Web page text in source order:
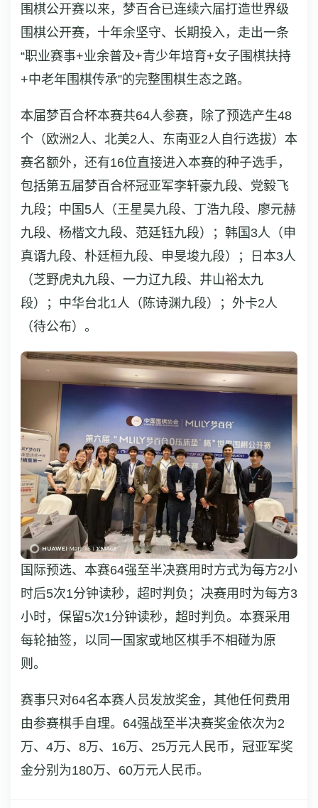
围棋公开赛以来，梦百合已连续六届打造世界级
围棋公开赛，十年余坚守、长期投入，走出一条
“职业赛事+业余普及+青少年培育+女子围棋扶持
+中老年围棋传承”的完整围棋生态之路。
本届梦百合杯本赛共64人参赛，除了预选产生48
个（欧洲2人、北美2人、东南亚2人自行选拔）本
赛名额外，还有16位直接进入本赛的种子选手，
包括第五届梦百合杯冠亚军李轩豪九段、党毅飞
九段；中国5人（王星昊九段、丁浩九段、廖元赫
九段、杨楷文九段、范廷钰九段）；韩国3人（申
真谞九段、朴廷桓九段、申旻埈九段）；日本3人
（芝野虎丸九段、一力辽九段、井山裕太九
段）；中华台北1人（陈诗渊九段）；外卡2人
（待公布）。
国际预选、本赛64强至半决赛用时方式为每方2小
时后5次1分钟读秒，超时判负；决赛用时为每方3
小时，保留5次1分钟读秒，超时判负。本赛采用
每轮抽签，以同一国家或地区棋手不相碰为原
则。
赛事只对64名本赛人员发放奖金，其他任何费用
由参赛棋手自理。64强战至半决赛奖金依次为2
万、4万、8万、16万、25万元人民币，冠亚军奖
金分别为180万、60万元人民币。